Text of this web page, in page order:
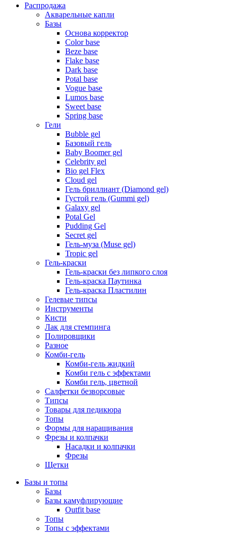
Распродажа
Акварельные капли
Базы
Основа корректор
Color base
Beze base
Flake base
Dark base
Potal base
Vogue base
Lumos base
Sweet base
Spring base
Гели
Bubble gel
Базовый гель
Baby Boomer gel
Celebrity gel
Bio gel Flex
Cloud gel
Гель бриллиант (Diamond gel)
Густой гель (Gummi gel)
Galaxy gel
Potal Gel
Pudding Gel
Secret gel
Гель-муза (Muse gel)
Tropic gel
Гель-краски
Гель-краски без липкого слоя
Гель-краска Паутинка
Гель-краска Пластилин
Гелевые типсы
Инструменты
Кисти
Лак для стемпинга
Полировщики
Разное
Комби-гель
Комби-гель жидкий
Комби гель с эффектами
Комби гель, цветной
Салфетки безворсовые
Типсы
Товары для педикюра
Топы
Формы для наращивания
Фрезы и колпачки
Насадки и колпачки
Фрезы
Щетки
Базы и топы
Базы
Базы камуфлирующие
Outfit base
Топы
Топы с эффектами